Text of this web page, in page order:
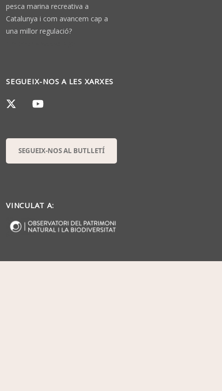
pesca marina recreativa a
Catalunya i com avancem cap a
una millor regulació?
SEGUEIX-NOS A LES XARXES
SEGUEIX-NOS AL BUTLLETÍ
VINCULAT A: